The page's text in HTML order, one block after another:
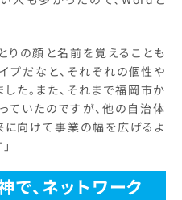
りの顔と名前を覚えることも
プだなと、それぞれの個性や
た。また、それまで福岡市か
ていたのですが、他の自治体
に向けて事業の幅を広げるよ
で、ネットワーク